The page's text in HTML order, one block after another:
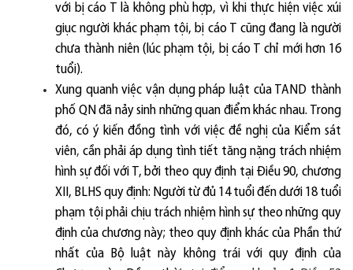
với bị cáo T là không phù hợp, vì khi thực hiện việc xúi
giục người khác phạm tội, bị cáo T cũng đang là người
chưa thành niên (lúc phạm tội, bị cáo T chỉ mới hơn 16
tuổi).
Xung quanh việc vận dụng pháp luật của TAND thành
phố QN đã nảy sinh những quan điểm khác nhau. Trong
đó, có ý kiến đồng tình với việc đề nghị của Kiểm sát
viên, cần phải áp dụng tình tiết tăng nặng trách nhiệm
hình sự đối với T, bởi theo quy định tại Điều 90, chương
XII, BLHS quy định: Người từ đủ 14 tuổi đến dưới 18 tuổi
phạm tội phải chịu trách nhiệm hình sự theo những quy
định của chương này; theo quy định khác của Phần thứ
nhất của Bộ luật này không trái với quy định của